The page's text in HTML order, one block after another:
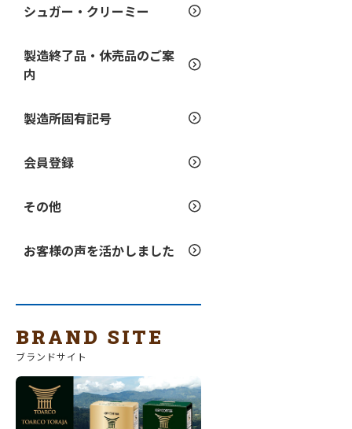
シュガー・クリーミー
製造終了品・休売品のご案
内
製造所固有記号
会員登録
その他
お客様の声を活かしました
BRAND SITE
ブランドサイト